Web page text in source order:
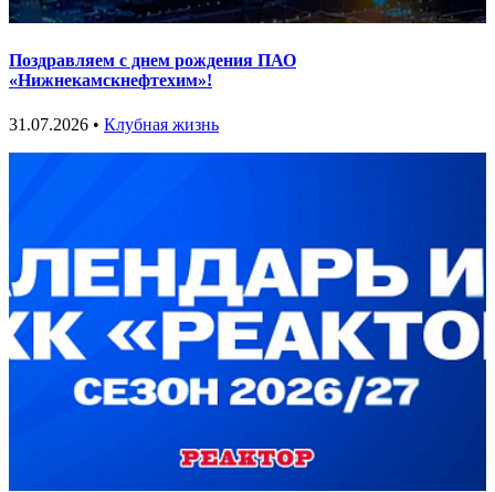
Поздравляем с днем рождения ПАО
«Нижнекамскнефтехим»!
31.07.2026 • Клубная жизнь